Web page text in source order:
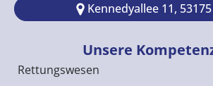
Unsere
Rettungswesen
Kennedyallee 11,